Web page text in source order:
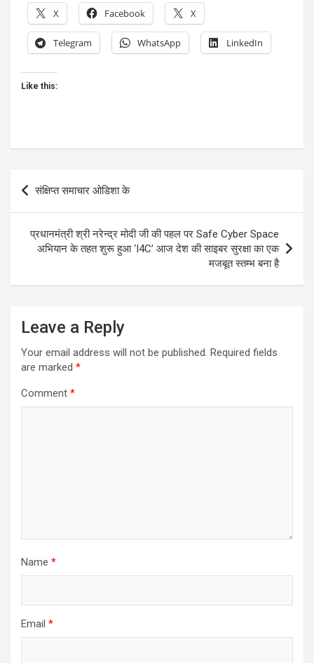
X Facebook X
Telegram WhatsApp LinkedIn
Like this:
Post
navigation
संक्षिप्त समाचार ओडिशा के
प्रधानमंत्री श्री नरेन्द्र मोदी जी की पहल पर Safe Cyber Space
अभियान के तहत शुरू हुआ ‘I4C’ आज देश की साइबर सुरक्षा का एक
मजबूत स्तम्भ बना है
Leave a Reply
Your email address will not be published. Required fields
are marked *
Comment *
Name *
Email *